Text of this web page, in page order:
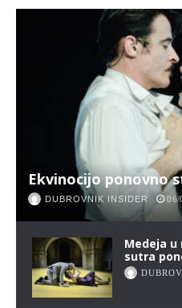
Ekvinocijo ponovno
DUBROVNIK INSIDER 06/
Medeja u
sutra